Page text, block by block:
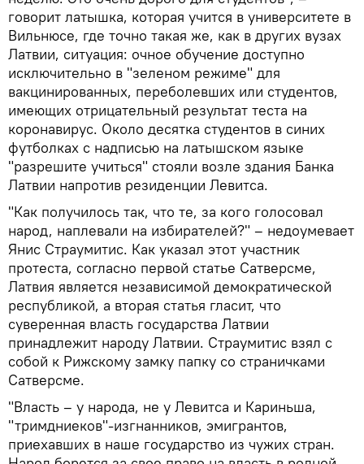
говорит латышка, которая учится в университете в
Вильнюсе, где точно такая же, как в других вузах
Латвии, ситуация: очное обучение доступно
исключительно в "зеленом режиме" для
вакцинированных, переболевших или студентов,
имеющих отрицательный результат теста на
коронавирус. Около десятка студентов в синих
футболках с надписью на латышском языке
"разрешите учиться" стояли возле здания Банка
Латвии напротив резиденции Левитса.
"Как получилось так, что те, за кого голосовал
народ, наплевали на избирателей?" – недоумевает
Янис Страумитис. Как указал этот участник
протеста, согласно первой статье Сатверсме,
Латвия является независимой демократической
республикой, а вторая статья гласит, что
суверенная власть государства Латвии
принадлежит народу Латвии. Страумитис взял с
собой к Рижскому замку папку со страничками
Сатверсме.
"Власть – у народа, не у Левитса и Кариньша,
"тримдниеков"-изгнанников, эмигрантов,
приехавших в наше государство из чужих стран.